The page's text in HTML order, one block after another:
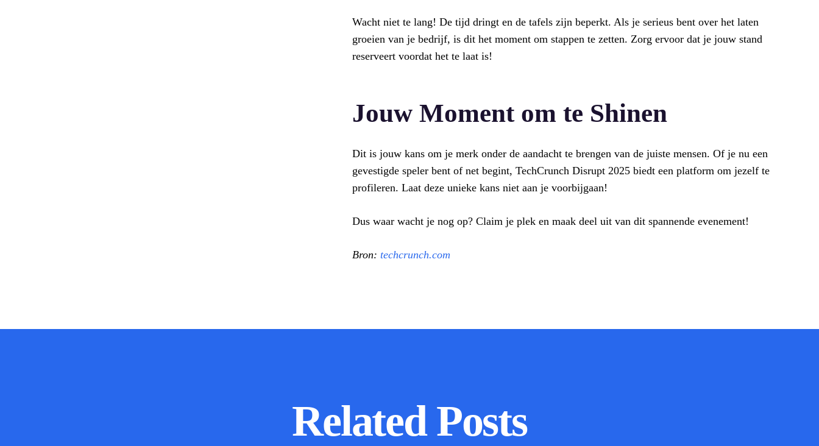
Wacht niet te lang! De tijd dringt en de tafels zijn beperkt. Als je serieus bent over het laten
groeien van je bedrijf, is dit het moment om stappen te zetten. Zorg ervoor dat je jouw stand
reserveert voordat het te laat is!
Jouw Moment om te Shinen
Dit is jouw kans om je merk onder de aandacht te brengen van de juiste mensen. Of je nu een
gevestigde speler bent of net begint, TechCrunch Disrupt 2025 biedt een platform om jezelf te
profileren. Laat deze unieke kans niet aan je voorbijgaan!
Dus waar wacht je nog op? Claim je plek en maak deel uit van dit spannende evenement!
Bron: techcrunch.com
Related Posts